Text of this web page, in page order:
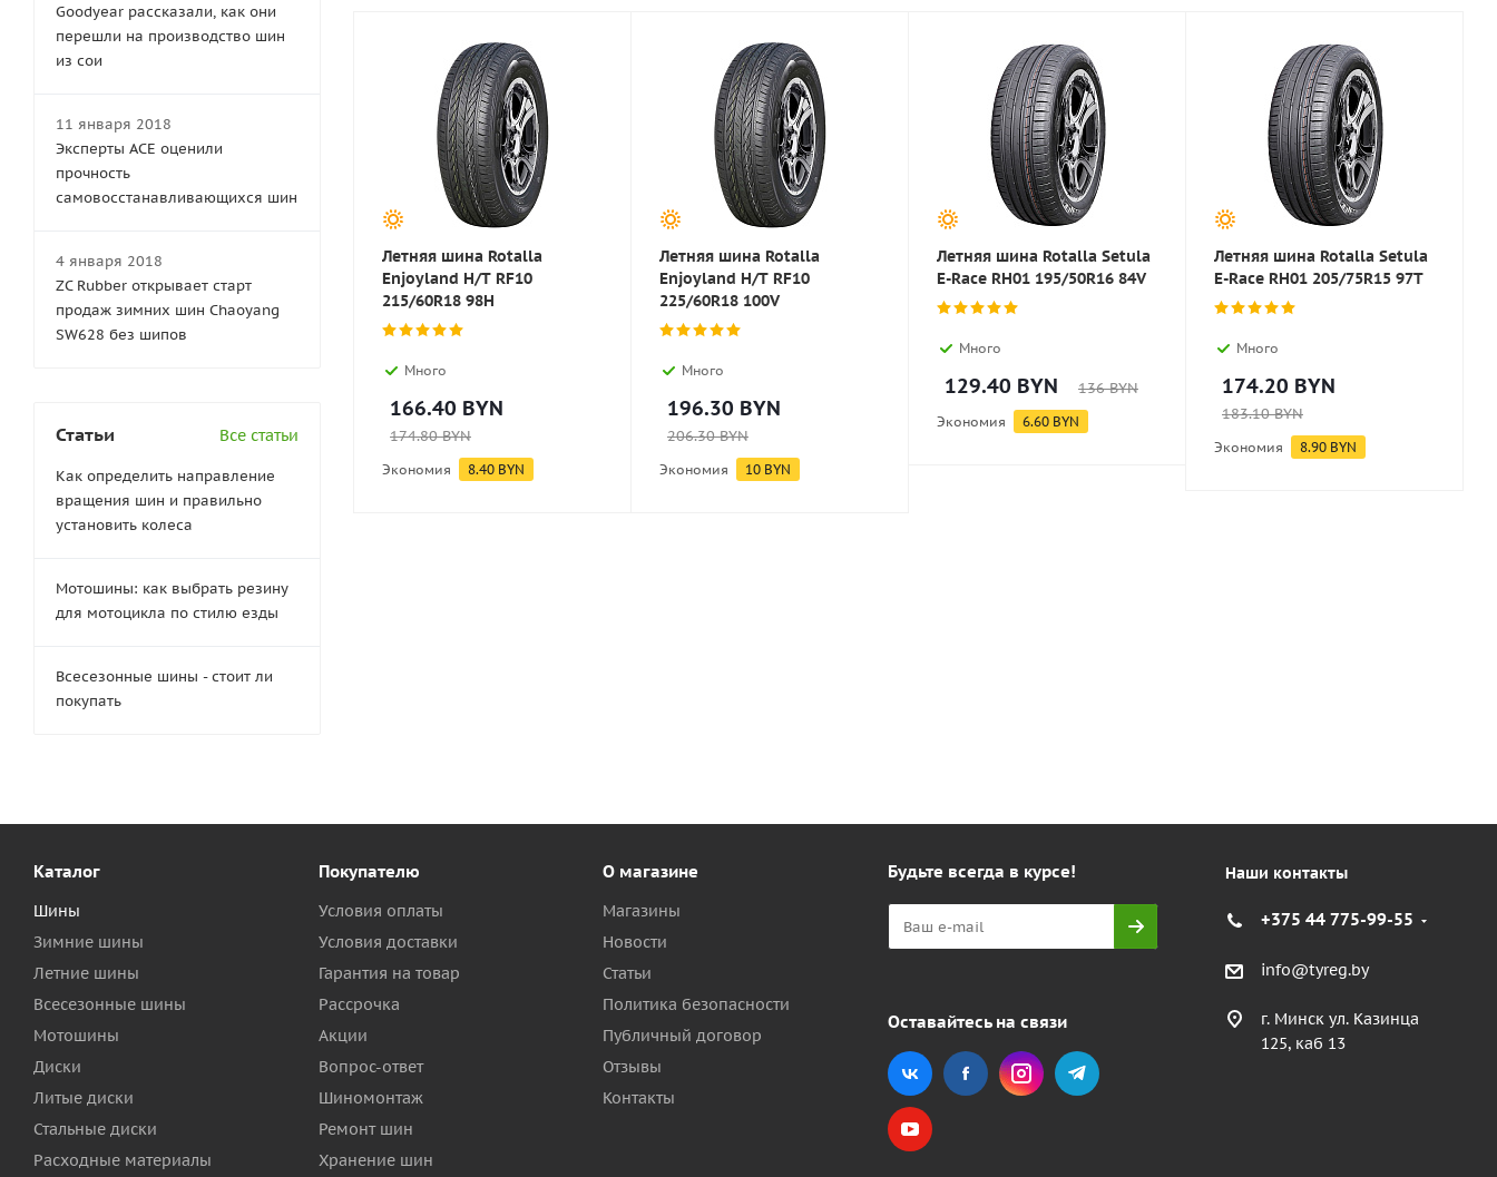
Летняя шина Rotalla
Enjoyland H/T RF10
215/60R18 98H
Много
166.40 BYN
174.80BYN
Экономия 8.40 BYN
Летняя шина Rotalla
Enjoyland H/T RF10
225/60R18 100V
Много
196.30 BYN
206.30BYN
Экономия 10 BYN
Летняя шина Rotalla Setula
E-Race RH01 195/50R16 84V
Много
129.40 BYN 136BYN
Экономия 6.60 BYN
Летняя шина Rotalla Setula
E-Race RH01 205/75R15 97T
Много
174.20 BYN
183.10BYN
Экономия 8.90 BYN
Goodyear рассказали, как они
перешли на производство шин
из сои
11 января 2018
Эксперты АСЕ оценили
прочность
самовосстанавливающихся шин
4 января 2018
ZC Rubber открывает старт
продаж зимних шин Chaoyang
SW628 без шипов
Статьи Все статьи
Как определить направление
вращения шин и правильно
установить колеса
Мотошины: как выбрать резину
для мотоцикла по стилю езды
Всесезонные шины - стоит ли
покупать
Каталог
Шины
Зимние шины
Летние шины
Всесезонные шины
Мотошины
Диски
Литые диски
Стальные диски
Расходные материалы
Покупателю
Условия оплаты
Условия доставки
Гарантия на товар
Рассрочка
Акции
Вопрос-ответ
Шиномонтаж
Ремонт шин
Хранение шин
О магазине
Магазины
Новости
Статьи
Политика безопасности
Публичный договор
Отзывы
Контакты
Будьте всегда в курсе!
Оставайтесь на связи
Наши контакты
+375 44 775-99-55
info@tyreg.by
г. Минск ул. Казинца
125, каб 13